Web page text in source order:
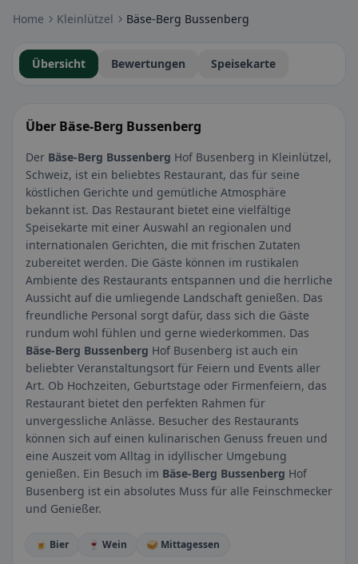
Home Kleinlützel Bäse-Berg Bussenberg
Übersicht Bewertungen Speisekarte
Über Bäse-Berg Bussenberg
Der Bäse-Berg Bussenberg Hof Busenberg in Kleinlützel,
Schweiz, ist ein beliebtes Restaurant, das für seine
köstlichen Gerichte und gemütliche Atmosphäre
bekannt ist. Das Restaurant bietet eine vielfältige
Speisekarte mit einer Auswahl an regionalen und
internationalen Gerichten, die mit frischen Zutaten
zubereitet werden. Die Gäste können im rustikalen
Ambiente des Restaurants entspannen und die herrliche
Aussicht auf die umliegende Landschaft genießen. Das
freundliche Personal sorgt dafür, dass sich die Gäste
rundum wohl fühlen und gerne wiederkommen. Das
Bäse-Berg Bussenberg Hof Busenberg ist auch ein
beliebter Veranstaltungsort für Feiern und Events aller
Art. Ob Hochzeiten, Geburtstage oder Firmenfeiern, das
Restaurant bietet den perfekten Rahmen für
unvergessliche Anlässe. Besucher des Restaurants
können sich auf einen kulinarischen Genuss freuen und
eine Auszeit vom Alltag in idyllischer Umgebung
genießen. Ein Besuch im Bäse-Berg Bussenberg Hof
Busenberg ist ein absolutes Muss für alle Feinschmecker
und Genießer.
🍺 Bier 🍷 Wein
🥪 Mittagessen